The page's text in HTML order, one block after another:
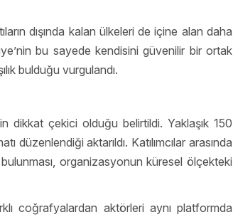
dışında kalan ülkeleri de içine alan daha
bu sayede kendisini güvenilir bir ortak
bulduğu vurgulandı.
dikkat çekici olduğu belirtildi. Yaklaşık 150
düzenlendiği aktarıldı. Katılımcılar arasında
organizasyonun küresel ölçekteki
coğrafyalardan aktörleri aynı platformda